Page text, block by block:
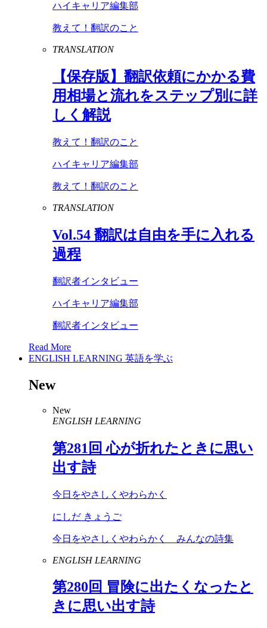
ハイキャリア編集部
教えて！翻訳のこと
TRANSLATION
【保存版】翻訳依頼にかかる費
用相場と流れをステップ別に詳
しく解説
教えて！翻訳のこと
ハイキャリア編集部
教えて！翻訳のこと
TRANSLATION
Vol.54 翻訳は自由を手に入れる
過程
翻訳者インタビュー
ハイキャリア編集部
翻訳者インタビュー
Read More
ENGLISH LEARNING 英語を学ぶ
New
New
ENGLISH LEARNING
第281 回 心が折れたときに思い
出す詩
今日をやさしくやわらかく
にしだ きょうご
今日をやさしくやわらかく みんなの詩集
ENGLISH LEARNING
第280回 冒険に出たくなったと
きに思い出す詩